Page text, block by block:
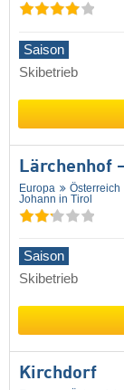
Saison
Skibetrieb
Lärchenhof
Europa Österreich
Johann in Tirol
Saison
Skibetrieb
Kirchdorf